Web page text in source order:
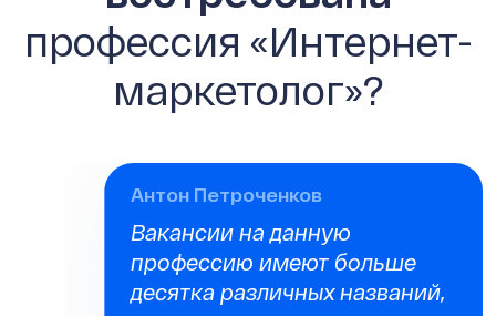
профессия «Интернет-
маркетолог»?
Антон Петроченков
Вакансии на данную
профессию имеют больше
десятка различных названий,